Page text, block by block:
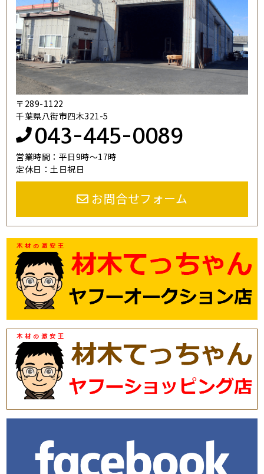
〒289-1122
千葉県八街市四木321-5
043-445-0089
営業時間：平日9時～17時
定休日：土日祝日
お問合せフォーム